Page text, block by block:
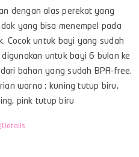
dengan alas perekat yang
yang bisa menempel pada
Cocok untuk bayi yang sudah
digunakan untuk bayi 6 bulan ke
bahan yang sudah BPA-free.
warna : kuning tutup biru,
pink tutup biru
Details